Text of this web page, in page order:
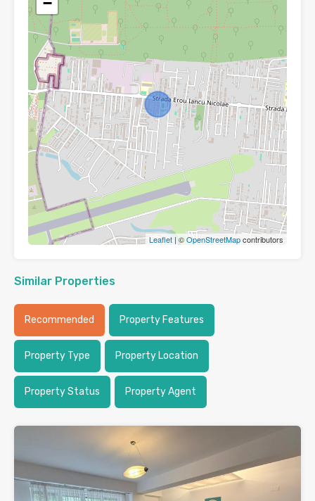
Leaflet | ©OpenStreetMapcontributors
Similar Properties
Recommended Property Features
Property Type Property Location
Property Status Property Agent